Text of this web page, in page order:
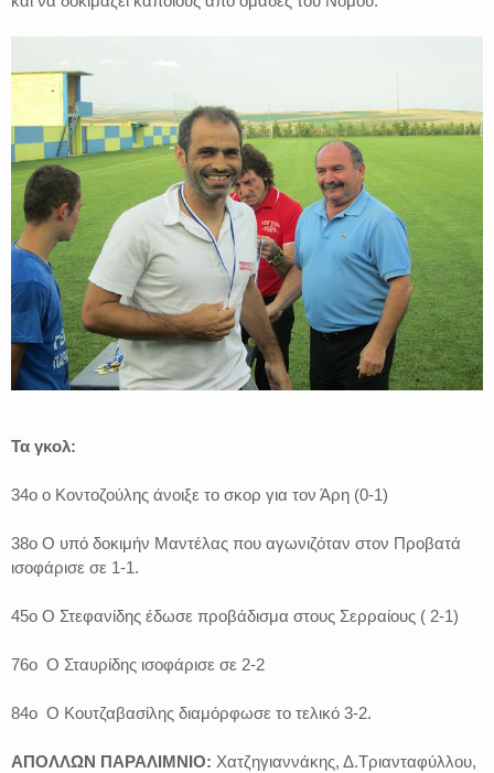
Τα γκολ:
34ο ο Κοντοζούλης άνοιξε το σκορ για τον Άρη (0-1)
38ο Ο υπό δοκιμήν Μαντέλας που αγωνιζόταν στον Προβατά
ισοφάρισε σε 1-1.
45ο Ο Στεφανίδης έδωσε προβάδισμα στους Σερραίους ( 2-1)
76ο Ο Σταυρίδης ισοφάρισε σε 2-2
84ο Ο Κουτζαβασίλης διαμόρφωσε το τελικό 3-2.
ΑΠΟΛΛΩΝ ΠΑΡΑΛΙΜΝΙΟ: Χατζηγιαννάκης, Δ.Τριανταφύλλου,